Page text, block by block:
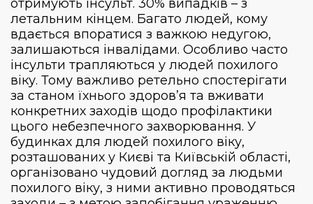
отримують інсульт. 30% випадків – з
летальним кінцем. Багато людей, кому
вдається впоратися з важкою недугою,
залишаються інвалідами. Особливо часто
інсульти трапляються у людей похилого
віку. Тому важливо ретельно спостерігати
за станом їхнього здоров’я та вживати
конкретних заходів щодо профілактики
цього небезпечного захворювання. У
будинках для людей похилого віку,
розташованих у Києві та Київській області,
організовано чудовий догляд за людьми
похилого віку, з ними активно проводяться